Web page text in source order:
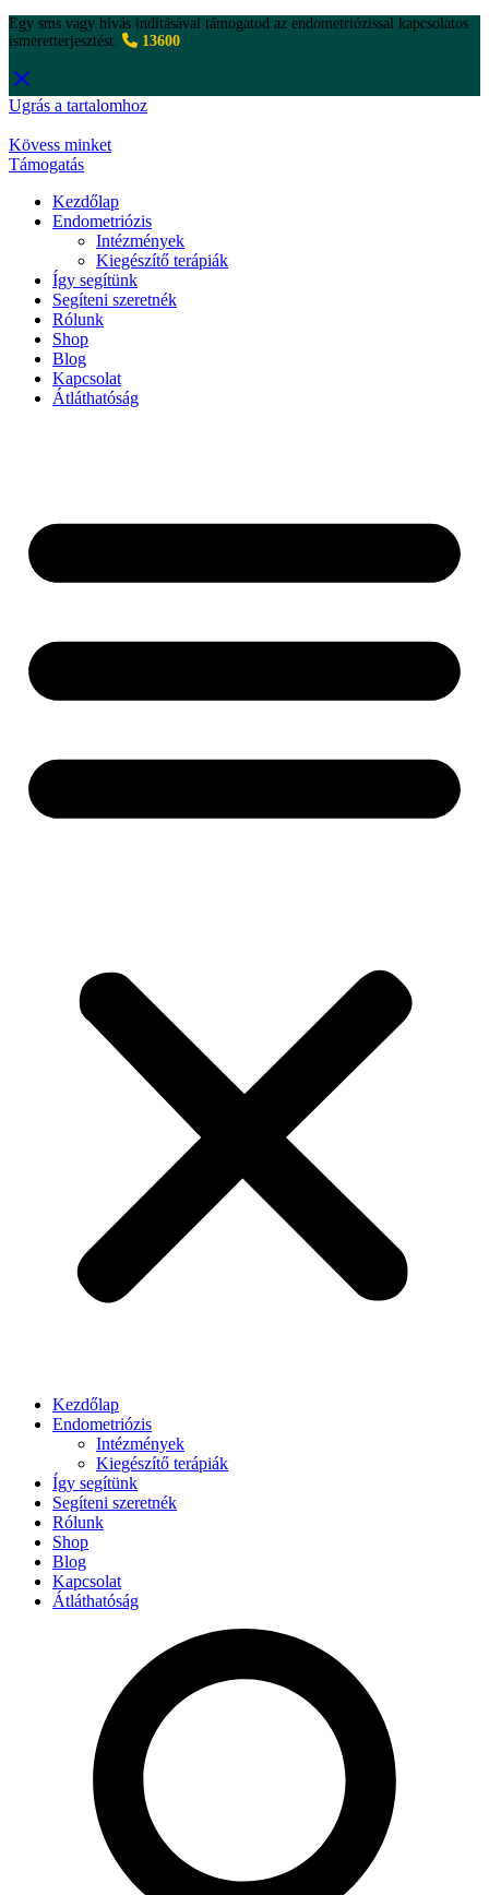
Egy sms vagy hívás indításával támogatod az endometriózissal kapcsolatos
ismeretterjesztést.
13600
Ugrás a tartalomhoz
Kövess minket
Támogatás
Kezdőlap
Endometriózis
Intézmények
Kiegészítő terápiák
Így segítünk
Segíteni szeretnék
Rólunk
Shop
Blog
Kapcsolat
Átláthatóság
Kezdőlap
Endometriózis
Intézmények
Kiegészítő terápiák
Így segítünk
Segíteni szeretnék
Rólunk
Shop
Blog
Kapcsolat
Átláthatóság